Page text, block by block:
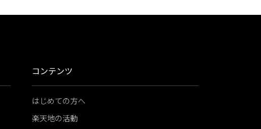
コンテンツ
はじめての方へ
楽天地の活動